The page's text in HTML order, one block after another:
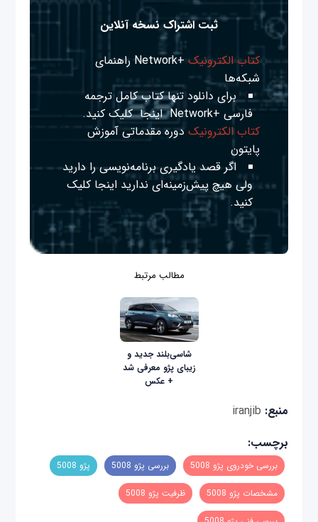
ثبت اشتراک نسخه آنلاین
کتاب الکترونیک
+Network راهنمای
شبکه‌ها
برای دانلود تنها کتاب کامل ترجمه
فارسی +Network
اینجا کلیک کنید.
کتاب الکترونیک دوره مقدماتی آموزش
پایتون
اگر قصد یادگیری برنامه‌نویسی را دارید
ولی هیچ پیش‌زمینه‌ای نداریداینجا کلیک
کنید.
مطالب مرتبط
شاسی‌بلند جدید و
زیبای پژو معرفی شد
+ عکس
منبع: iranjib
برچسب:
بررسی خودروی پژو 5008 بررسی پژو 5008 پژو 5008
مشخصات پژو 5008 ظرفیت پژو 5008